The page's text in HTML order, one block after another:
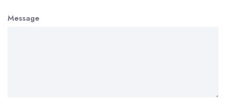
Message